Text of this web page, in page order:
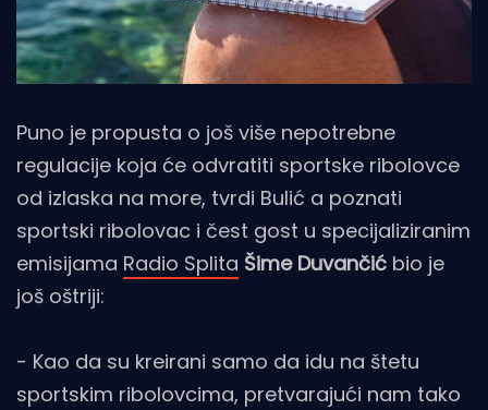
Puno je propusta o još više nepotrebne
regulacije koja će odvratiti sportske ribolovce
od izlaska na more, tvrdi Bulić a poznati
sportski ribolovac i čest gost u specijaliziranim
emisijama Radio Splita Šime Duvančić bio je
još oštriji:
- Kao da su kreirani samo da idu na štetu
sportskim ribolovcima, pretvarajući nam tako